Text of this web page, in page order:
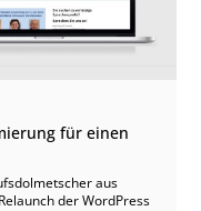
für einen
aus
der WordPress